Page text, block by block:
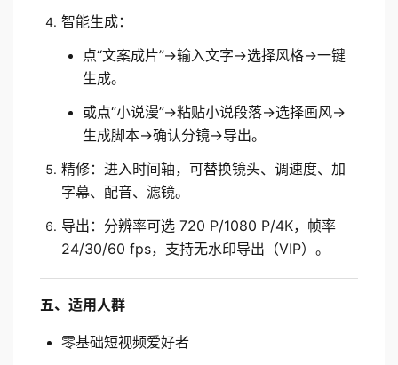
智能生成：
点“文案成片”→输入文字→选择风格→一键
生成。
或点“小说漫”→粘贴小说段落→选择画风→
生成脚本→确认分镜→导出。
精修：进入时间轴，可替换镜头、调速度、加
字幕、配音、滤镜。
导出：分辨率可选 720 P/1080 P/4K，帧率
24/30/60 fps，支持无水印导出（VIP）。
五、适用人群
零基础短视频爱好者